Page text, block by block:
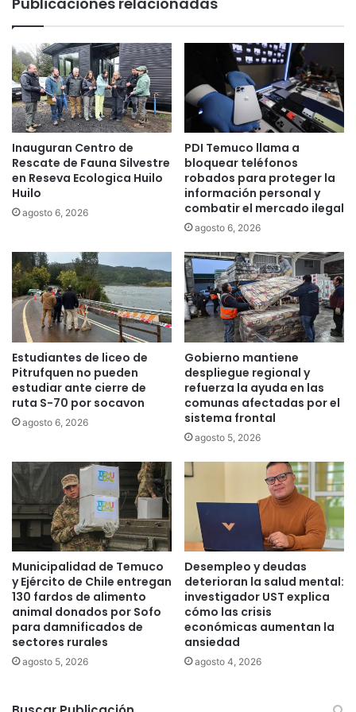
n
t
v
a
p
o
r
l
e
r
t
a
r
i
l
a
p
a
r
a
A
a
u
c
n
i
a
u
j
i
m
p
a
c
t
o
d
e
l
e
l
a
a
s
:
1
9
2
e
d
o
s
e
c
o
n
Inauguran Centro de
Rescate de Fauna Silvestre
en Reseva Ecologica Huilo
Huilo
agosto 6, 2026
PDI Temuco llama a
bloquear teléfonos
robados para proteger la
información personal y
combatir el mercado ilegal
agosto 6, 2026
Estudiantes de liceo de
Pitrufquen no pueden
estudiar ante cierre de
ruta S-70 por socavon
agosto 6, 2026
Gobierno mantiene
despliegue regional y
refuerza la ayuda en las
comunas afectadas por el
sistema frontal
agosto 5, 2026
Municipalidad de Temuco
y Ejército de Chile entregan
130 fardos de alimento
animal donados por Sofo
para damnificados de
sectores rurales
agosto 5, 2026
Desempleo y deudas
deterioran la salud mental:
investigador UST explica
cómo las crisis
económicas aumentan la
ansiedad
agosto 4, 2026